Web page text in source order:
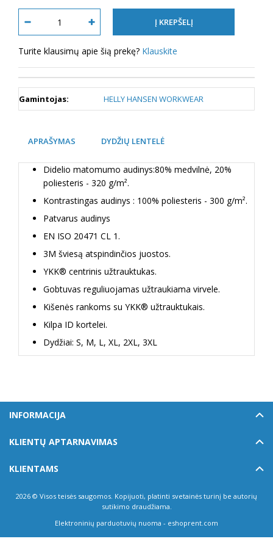
Turite klausimų apie šią prekę? Klauskite
Gamintojas: HELLY HANSEN WORKWEAR
APRAŠYMAS DYDŽIŲ LENTELĖ
Didelio matomumo audinys:80% medvilnė, 20%
poliesteris - 320 g/m².
Kontrastingas audinys : 100% poliesteris - 300 g/m².
Patvarus audinys
EN ISO 20471 CL 1.
3M šviesą atspindinčios juostos.
YKK® centrinis užtrauktukas.
Gobtuvas reguliuojamas užtraukiama virvele.
Kišenės rankoms su YKK® užtrauktukais.
Kilpa ID kortelei.
Dydžiai: S, M, L, XL, 2XL, 3XL
INFORMACIJA
KLIENTŲ APTARNAVIMAS
KLIENTAMS
2026 © Visos teisės saugomos. Kopijuoti, platinti svetainės turinį be autorių
sutikimo draudžiama.
Elektroninių parduotuvių nuoma - eshoprent.com